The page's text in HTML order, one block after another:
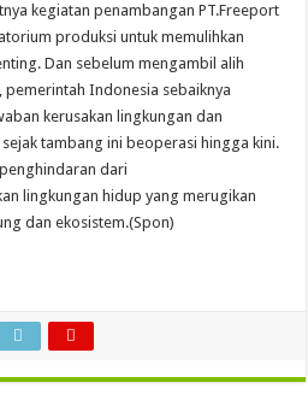
kegiatan penambangan PT.Freeport
produksi untuk memulihkan
Dan sebelum mengambil alih
pemerintah Indonesia sebaiknya
kerusakan lingkungan dan
tambang ini beoperasi hingga kini.
dari
lingkungan hidup yang merugikan
dan ekosistem.(Spon)